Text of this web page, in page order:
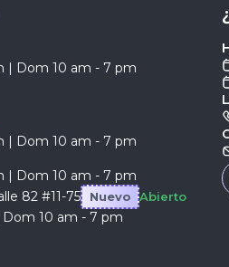
| Dom 10 am - 7 pm
| Dom 10 am - 7 pm
| Dom 10 am - 7 pm
82 #11-75
Nuevo Abierto
10 am - 7 pm